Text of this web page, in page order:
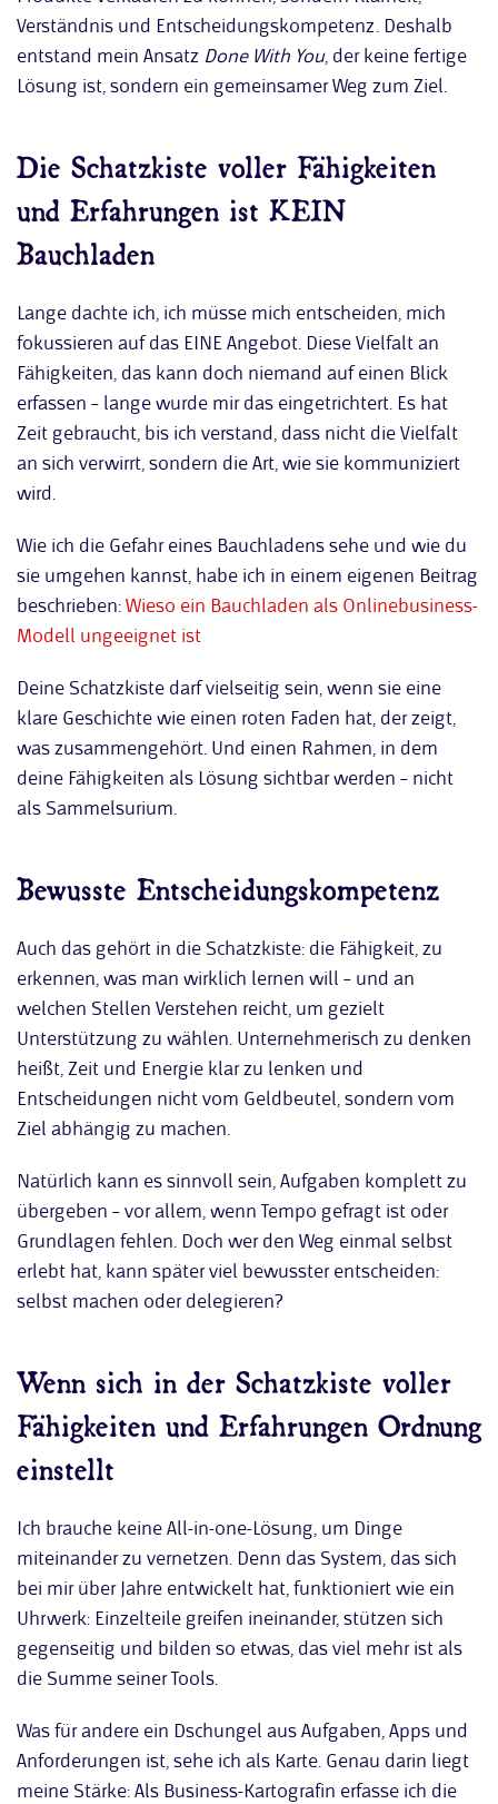
Verständnis und Entscheidungskompetenz. Deshalb
entstand mein Ansatz Done With You, der keine fertige
Lösung ist, sondern ein gemeinsamer Weg zum Ziel.
Die Schatzkiste voller Fähigkeiten
und Erfahrungen ist KEIN
Bauchladen
Lange dachte ich, ich müsse mich entscheiden, mich
fokussieren auf das EINE Angebot. Diese Vielfalt an
Fähigkeiten, das kann doch niemand auf einen Blick
erfassen – lange wurde mir das eingetrichtert. Es hat
Zeit gebraucht, bis ich verstand, dass nicht die Vielfalt
an sich verwirrt, sondern die Art, wie sie kommuniziert
wird.
Wie ich die Gefahr eines Bauchladens sehe und wie du
sie umgehen kannst, habe ich in einem eigenen Beitrag
beschrieben: Wieso ein Bauchladen als Onlinebusiness-
Modell ungeeignet ist
Deine Schatzkiste darf vielseitig sein, wenn sie eine
klare Geschichte wie einen roten Faden hat, der zeigt,
was zusammengehört. Und einen Rahmen, in dem
deine Fähigkeiten als Lösung sichtbar werden – nicht
als Sammelsurium.
Bewusste Entscheidungskompetenz
Auch das gehört in die Schatzkiste: die Fähigkeit, zu
erkennen, was man wirklich lernen will – und an
welchen Stellen Verstehen reicht, um gezielt
Unterstützung zu wählen. Unternehmerisch zu denken
heißt, Zeit und Energie klar zu lenken und
Entscheidungen nicht vom Geldbeutel, sondern vom
Ziel abhängig zu machen.
Natürlich kann es sinnvoll sein, Aufgaben komplett zu
übergeben – vor allem, wenn Tempo gefragt ist oder
Grundlagen fehlen. Doch wer den Weg einmal selbst
erlebt hat, kann später viel bewusster entscheiden:
selbst machen oder delegieren?
Wenn sich in der Schatzkiste voller
Fähigkeiten und Erfahrungen Ordnung
einstellt
Ich brauche keine All-in-one-Lösung, um Dinge
miteinander zu vernetzen. Denn das System, das sich
bei mir über Jahre entwickelt hat, funktioniert wie ein
Uhrwerk: Einzelteile greifen ineinander, stützen sich
gegenseitig und bilden so etwas, das viel mehr ist als
die Summe seiner Tools.
Was für andere ein Dschungel aus Aufgaben, Apps und
Anforderungen ist, sehe ich als Karte. Genau darin liegt
meine Stärke: Als Business-Kartografin erfasse ich die